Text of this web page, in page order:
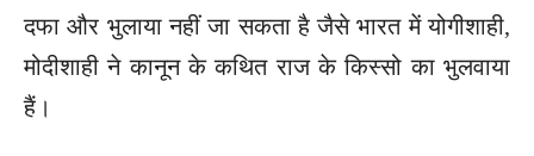
दफा और भुलाया नहीं जा सकता है जैसे भारत में योगीशाही,
मोदीशाही ने कानून के कथित राज के किस्सो का भुलवाया
हैं।